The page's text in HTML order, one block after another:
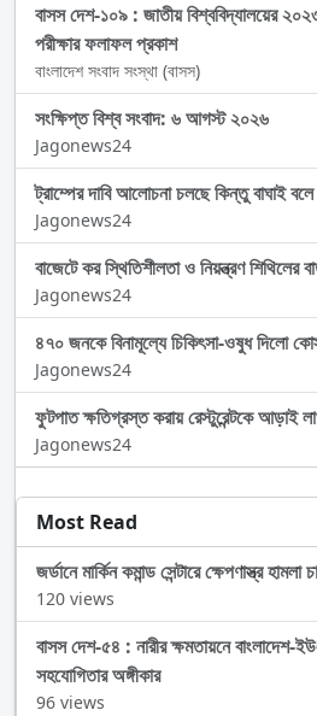
বাসস দেশ-১০৯ : জাতীয় বিশ্ববিদ্যালয়ের ২০২৩
পরীক্ষার ফলাফল প্রকাশ
বাংলাদেশ সংবাদ সংস্থা (বাসস)
সংক্ষিপ্ত বিশ্ব সংবাদ: ৬ আগস্ট ২০২৬
Jagonews24
ট্রাম্পের দাবি আলোচনা চলছে কিন্তু বাঘাই
Jagonews24
বাজেটে কর স্থিতিশীলতা ও নিয়ন্ত্রণ শিথিলের
Jagonews24
৪৭০ জনকে বিনামূল্যে চিকিৎসা-ওষুধ দিলো
Jagonews24
ফুটপাত ক্ষতিগ্রস্ত করায় রেস্টুরেন্টকে আড়াই
Jagonews24
Most Read
জর্ডানে মার্কিন কমান্ড সেন্টারে ক্ষেপণাস্ত্র
120 views
বাসস দেশ-৫৪ : নারীর ক্ষমতায়নে বাংলাদেশ-
সহযোগিতার অঙ্গীকার
96 views